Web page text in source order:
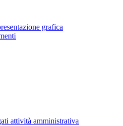
grafica
attività amministrativa